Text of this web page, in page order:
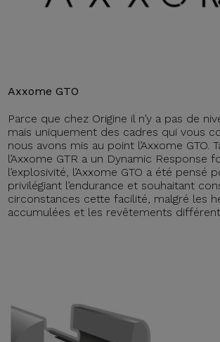
Axxome GTO
Parce que chez Origine il n’y a pas de
mais uniquement des cadres qui vous
nous avons mis au point l’Axxome GTO.
l’Axxome GTR a un Dynamic Response
l’explosivité, l’Axxome GTO a été pensé
privilégiant l’endurance et souhaitant
circonstances cette facilité, malgré les
accumulées et les revêtements